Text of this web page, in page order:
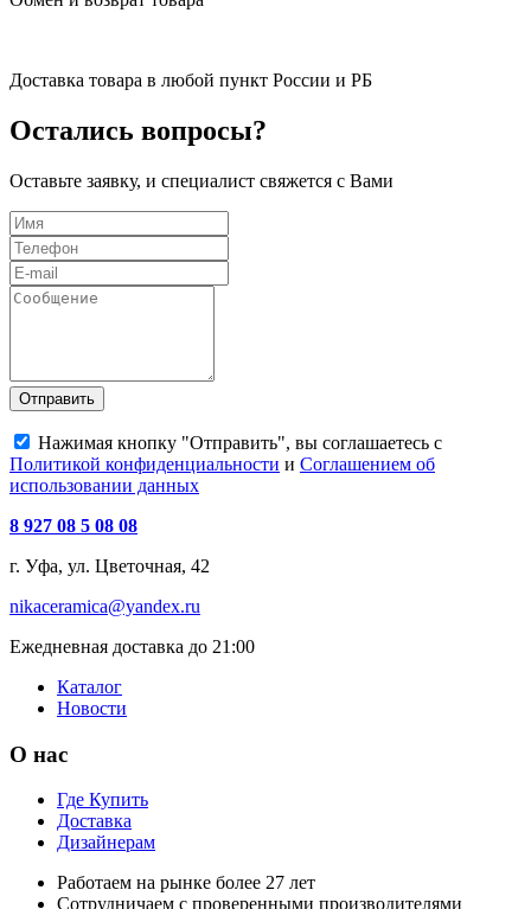
Доставка товара в любой пункт России и РБ
Остались вопросы?
Оставьте заявку, и специалист свяжется с Вами
Отправить
Нажимая кнопку "Отправить", вы соглашаетесь с
Политикой конфиденциальности и Соглашением об
использовании данных
8 927 08 5 08 08
г. Уфа, ул. Цветочная, 42
nikaceramica@yandex.ru
Ежедневная доставка до 21:00
Каталог
Новости
О нас
Где Купить
Доставка
Дизайнерам
Работаем на рынке более 27 лет
Сотрудничаем с проверенными производителями